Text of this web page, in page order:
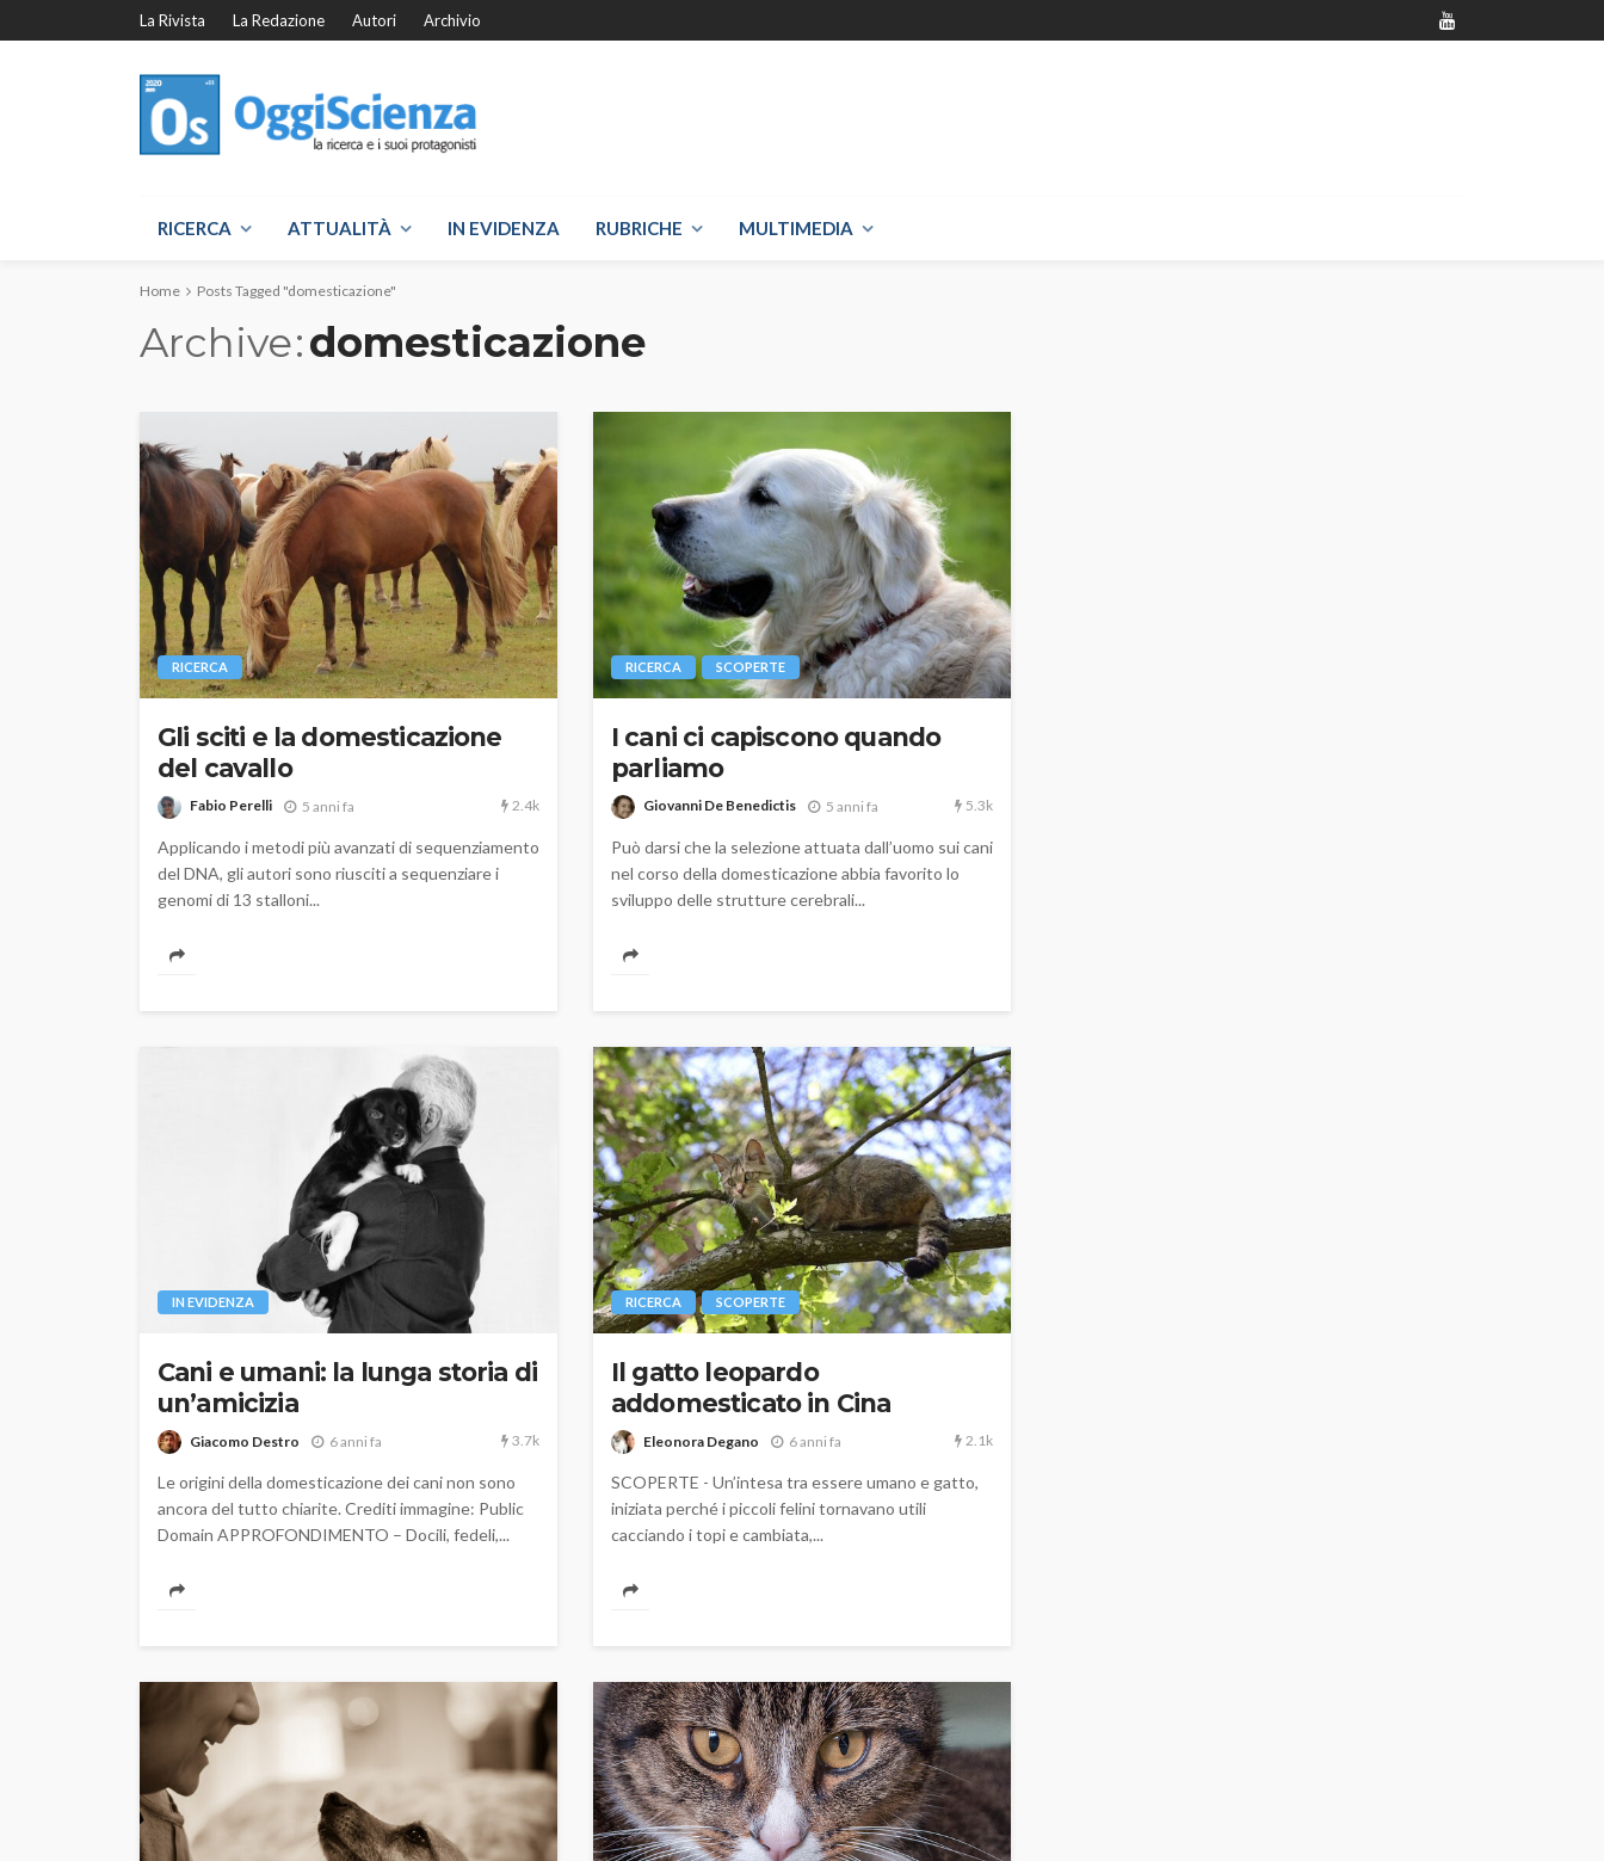
La Rivista La Redazione Autori Archivio
RICERCA ATTUALITÀ IN EVIDENZA RUBRICHE MULTIMEDIA
Home Posts Tagged "domesticazione"
Archive domesticazione
RICERCA
Gli sciti e la domesticazione
del cavallo
Fabio Perelli 5 anni fa 2.4k
Applicando i metodi più avanzati di sequenziamento
del DNA, gli autori sono riusciti a sequenziare i
genomi di 13 stalloni...
RICERCA SCOPERTE
I cani ci capiscono quando
parliamo
Giovanni De Benedictis 5 anni fa 5.3k
Può darsi che la selezione attuata dall’uomo sui cani
nel corso della domesticazione abbia favorito lo
sviluppo delle strutture cerebrali...
IN EVIDENZA
Cani e umani: la lunga storia di
un’amicizia
Giacomo Destro 6 anni fa 3.7k
Le origini della domesticazione dei cani non sono
ancora del tutto chiarite. Crediti immagine: Public
Domain APPROFONDIMENTO – Docili, fedeli,...
RICERCA SCOPERTE
Il gatto leopardo
addomesticato in Cina
Eleonora Degano 6 anni fa 2.1k
SCOPERTE - Un’intesa tra essere umano e gatto,
iniziata perché i piccoli felini tornavano utili
cacciando i topi e cambiata,...